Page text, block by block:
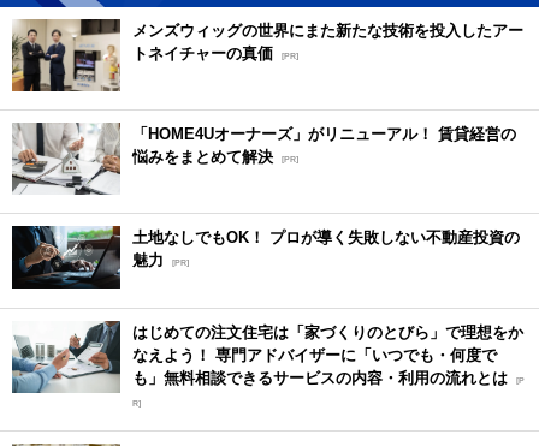
メンズウィッグの世界にまた新たな技術を投入したアー
トネイチャーの真価 [PR]
「HOME4Uオーナーズ」がリニューアル！ 賃貸経営の
悩みをまとめて解決 [PR]
土地なしでもOK！ プロが導く失敗しない不動産投資の
魅力
[PR]
はじめての注文住宅は「家づくりのとびら」で理想をか
なえよう！ 専門アドバイザーに「いつでも・何度で
も」無料相談できるサービスの内容・利用の流れとは [P
R]